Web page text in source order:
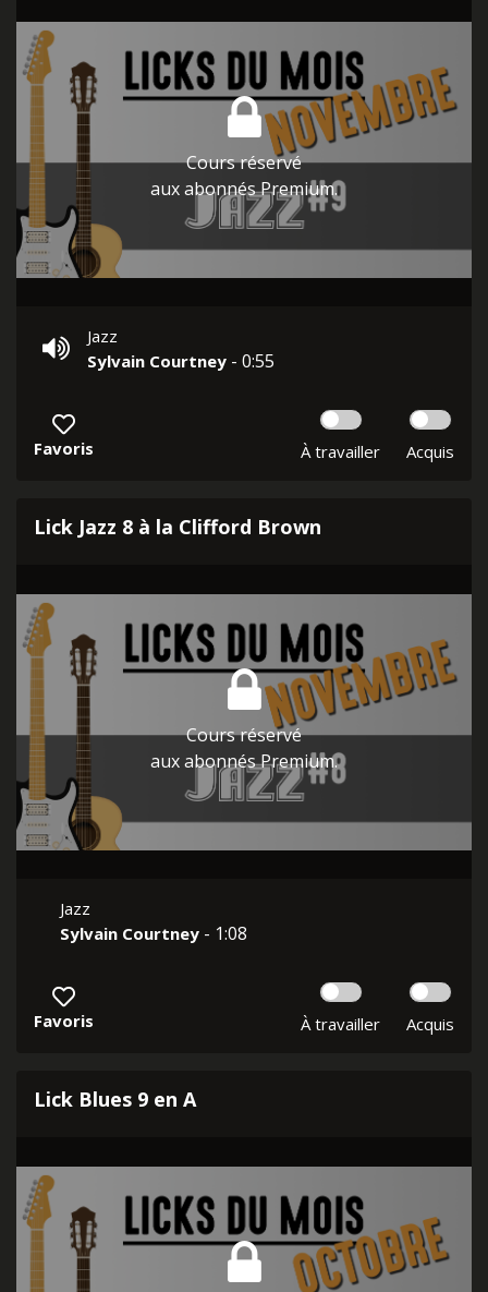
Cours réservé
aux abonnés Premium.
Jazz
Sylvain Courtney - 0:55
Favoris À travailler Acquis
Lick Jazz 8 à la Clifford Brown
Cours réservé
aux abonnés Premium.
Jazz
Sylvain Courtney - 1:08
Favoris À travailler Acquis
Lick Blues 9 en A